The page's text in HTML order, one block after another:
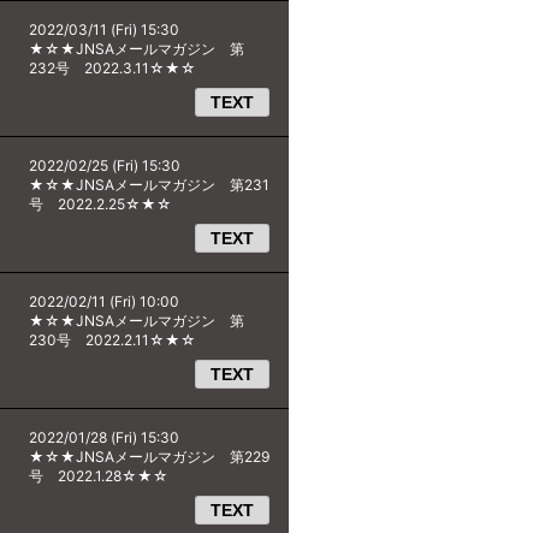
2022/03/11 (Fri) 15:30
★☆★JNSAメールマガジン 第
232号 2022.3.11☆★☆
TEXT
2022/02/25 (Fri) 15:30
★☆★JNSAメールマガジン 第231
号 2022.2.25☆★☆
TEXT
2022/02/11 (Fri) 10:00
★☆★JNSAメールマガジン 第
230号 2022.2.11☆★☆
TEXT
2022/01/28 (Fri) 15:30
★☆★JNSAメールマガジン 第229
号 2022.1.28☆★☆
TEXT